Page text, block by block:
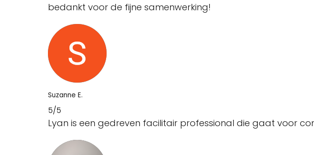
bedankt voor de fijne samenwerking!
Suzanne E.
5/5
Lyan is een gedreven facilitair professional die gaat voor